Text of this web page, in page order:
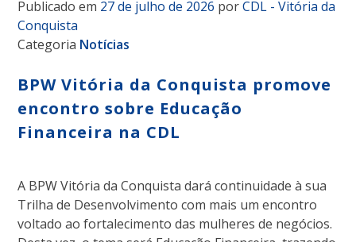
Publicado em 27 de julho de 2026 porCDL - Vitória da
Conquista
Categoria Notícias
BPW Vitória da Conquista promove
encontro sobre Educação
Financeira na CDL
A BPW Vitória da Conquista dará continuidade à sua
Trilha de Desenvolvimento com mais um encontro
voltado ao fortalecimento das mulheres de negócios.